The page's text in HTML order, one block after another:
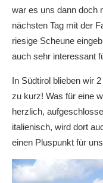
war es uns dann doch
nächsten Tag mit der
riesige Scheune
auch sehr interessant
In Südtirol blieben wir
zu kurz! Was für eine
herzlich,
italienisch, wird dort
einen Pluspunkt für